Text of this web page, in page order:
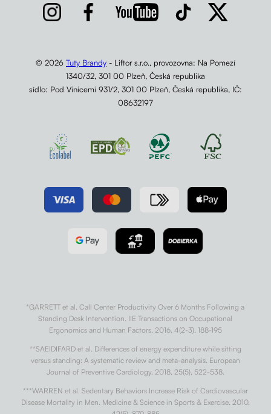
© 2026 Tuty Brandy- Liftor s.r.o., provozovna: Na Pomezí
1340/32, 301 00 Plzeň, Česká republika
sídlo: Pod Vinicemi 931/2, 301 00 Plzeň, Česká republika, IČ:
08632197
*GARRETT et al. Call Center Productivity Over 6 Months Following a
Standing Desk Intervention. IIE Transactions on Occupational
Ergonomics and Human Factors. 2016, 4(2-3), 188-195
**SAEIDIFARD et al. Differences of energy expenditure while sitting
versus standing: A systematic review and meta-analysis. European
Journal of Preventive Cardiology. 2018, 25(5), 522-538.
***WARREN et al. Sedentary Behaviors Increase Risk of Cardiovascular
Disease Mortality in Men. Medicine & Science in Sports & Exercise. 2010,